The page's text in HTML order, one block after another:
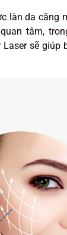
làn da căng
tâm,
sẽ